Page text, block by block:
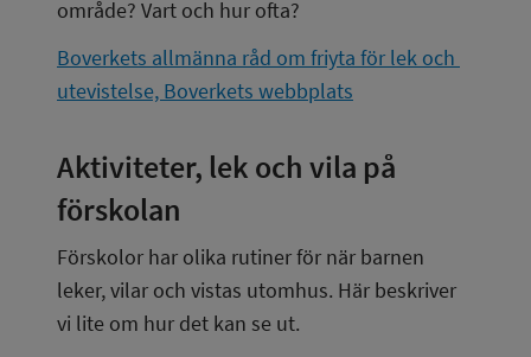
område? Vart och hur ofta?
Boverkets allmänna råd om friyta för lek och
utevistelse, Boverkets webbplats
Aktiviteter, lek och vila på
förskolan
Förskolor har olika rutiner för när barnen
leker, vilar och vistas utomhus. Här beskriver
vi lite om hur det kan se ut.